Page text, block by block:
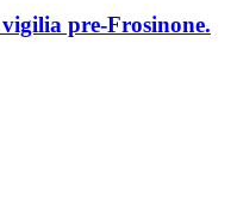
pre-Frosinone.